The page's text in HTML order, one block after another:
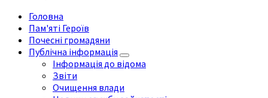
Головна
Пам'яті Героїв
Почесні громадяни
Публічна інформація
Інформація до відома
Звіти
Очищення влади